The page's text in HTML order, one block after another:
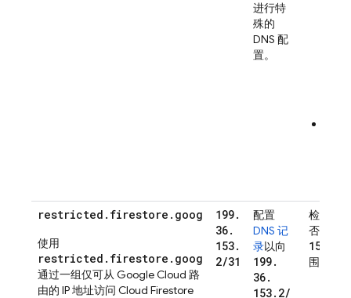
进行特
殊的
DNS 配
置。
restricted.firestore.goog
使用
restricted.firestore.goog
通过一组仅可从 Google Cloud 路
由的 IP 地址访问 Cloud Firestore
199.
36.
153.
2/31
配置
DNS 记
录以向
199.
36.
153. 2/
检查您
否具有
153
围的